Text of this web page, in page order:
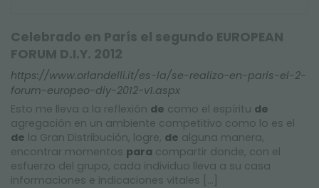
Celebrado en París el segundo EUROPEAN
FORUM D.I.Y. 2012
https://www.orlandelli.it/es-la/se-realizo-en-paris-el-2-
forum-europeo-diy-2012-v1.aspx
Esto me lleva a la reflexión de como el espíritu de
agregación en un ambiente competitivo como lo es el
de la Gran Distribución, logre, de alguna manera,
encontrar momentos para compartir donde, con el
esfuerzo del grupo, cada individuo lleva a su casa
informaciones e indicaciones vitales [...]